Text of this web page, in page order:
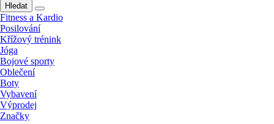
Hledat
Fitness a Kardio
Posilování
Křížový trénink
Jóga
Bojové sporty
Oblečení
Boty
Vybavení
Výprodej
Značky